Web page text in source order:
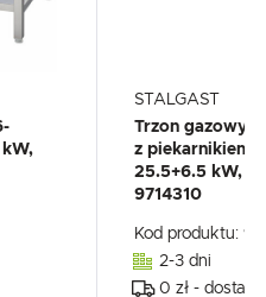
STALGAST
Trzon gazowy
z piekarnikiem
25.5+6.5 kW, U
9714310
Kod produktu:
2-3 dni
0 zł -